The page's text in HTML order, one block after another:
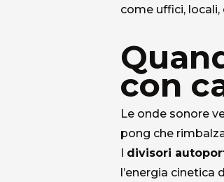
come uffici,
con
Le onde sonore
pong che
divisori
l’energia